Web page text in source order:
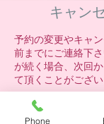
キャン
予約の変更やキャ
前までにご連絡下
が続く場合、次回
て頂くことがござ
Phone